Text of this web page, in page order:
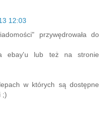
12:03
przywędrowała do
ebay'u lub też na stronie
w których są dostępne
;)